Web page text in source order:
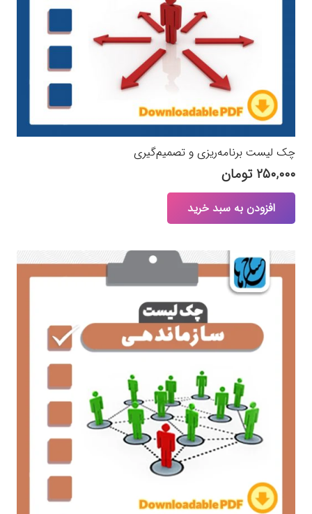
انتخاب
شوند
چک لیست برنامه‌ریزی و تصمیم‌گیری
۲۵۰,۰۰۰ تومان
افزودن به سبد خرید